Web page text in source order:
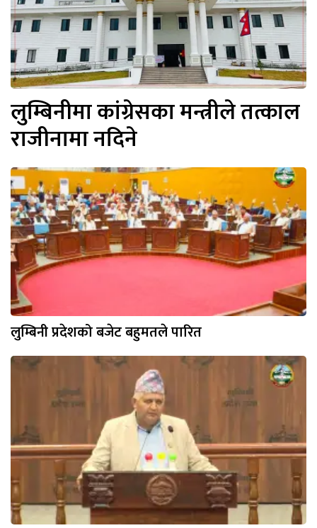
लुम्बिनीमा कांग्रेसका मन्त्रीले तत्काल
राजीनामा नदिने
लुम्बिनी प्रदेशको बजेट बहुमतले पारित